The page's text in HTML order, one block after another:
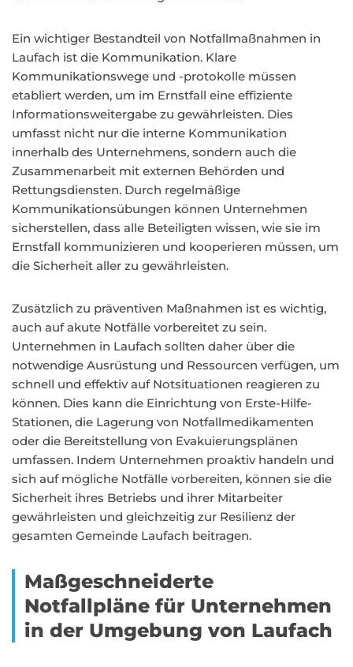
Ein wichtiger Bestandteil von Notfallmaßnahmen in
Laufach ist die Kommunikation. Klare
Kommunikationswege und -protokolle müssen
etabliert werden, um im Ernstfall eine effiziente
Informationsweitergabe zu gewährleisten. Dies
umfasst nicht nur die interne Kommunikation
innerhalb des Unternehmens, sondern auch die
Zusammenarbeit mit externen Behörden und
Rettungsdiensten. Durch regelmäßige
Kommunikationsübungen können Unternehmen
sicherstellen, dass alle Beteiligten wissen, wie sie im
Ernstfall kommunizieren und kooperieren müssen, um
die Sicherheit aller zu gewährleisten.
Zusätzlich zu präventiven Maßnahmen ist es wichtig,
auch auf akute Notfälle vorbereitet zu sein.
Unternehmen in Laufach sollten daher über die
notwendige Ausrüstung und Ressourcen verfügen, um
schnell und effektiv auf Notsituationen reagieren zu
können. Dies kann die Einrichtung von Erste-Hilfe-
Stationen, die Lagerung von Notfallmedikamenten
oder die Bereitstellung von Evakuierungsplänen
umfassen. Indem Unternehmen proaktiv handeln und
sich auf mögliche Notfälle vorbereiten, können sie die
Sicherheit ihres Betriebs und ihrer Mitarbeiter
gewährleisten und gleichzeitig zur Resilienz der
gesamten Gemeinde Laufach beitragen.
Maßgeschneiderte
Notfallpläne für Unternehmen
in der Umgebung von Laufach